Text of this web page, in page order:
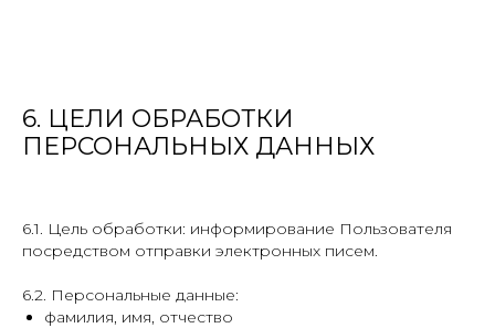
6. ЦЕЛИ ОБРАБОТКИ
ПЕРСОНАЛЬНЫХ ДАННЫХ
6.1. Цель обработки: информирование Пользователя
посредством отправки электронных писем.
6.2. Персональные данные:
фамилия, имя, отчество